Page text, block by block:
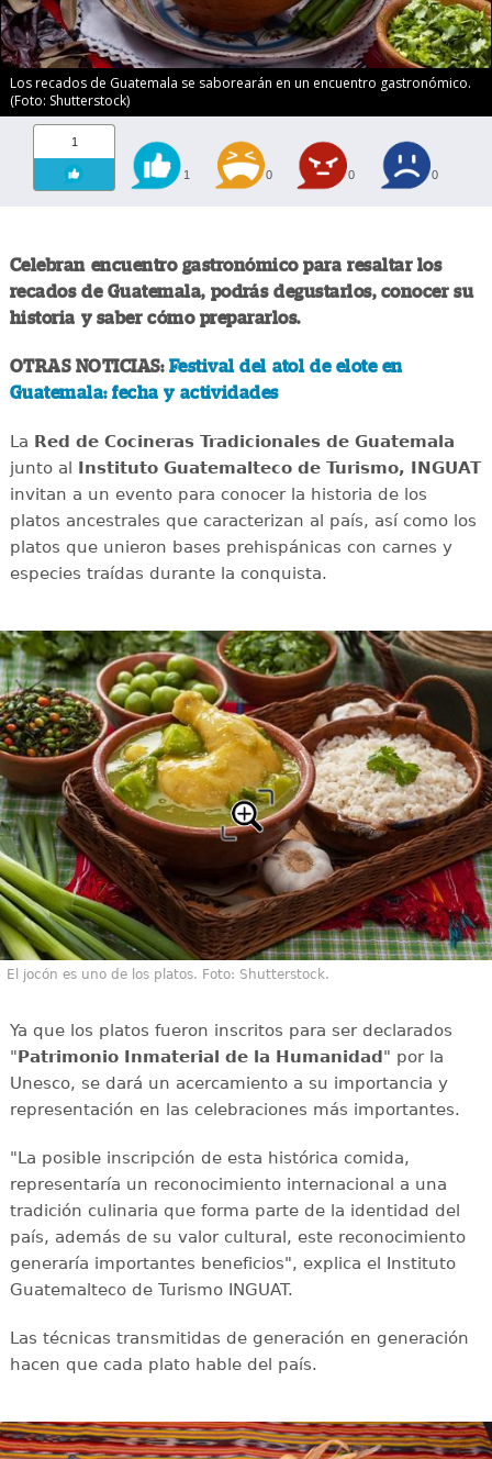
Los recados de Guatemala se saborearán en un encuentro gastronómico.
(Foto: Shutterstock)
1
1 0 0 0
Celebran encuentro gastronómico para resaltar los
recados de Guatemala, podrás degustarlos, conocer su
historia y saber cómo prepararlos.
OTRAS NOTICIAS:Festival del atol de elote en
Guatemala: fecha y actividades
La Red de Cocineras Tradicionales de Guatemala
junto al Instituto Guatemalteco de Turismo, INGUAT
invitan a un evento para conocer la historia de los
platos ancestrales que caracterizan al país, así como los
platos que unieron bases prehispánicas con carnes y
especies traídas durante la conquista.
El jocón es uno de los platos. Foto: Shutterstock.
Ya que los platos fueron inscritos para ser declarados
" Patrimonio Inmaterial de la Humanidad " por la
Unesco, se dará un acercamiento a su importancia y
representación en las celebraciones más importantes.
"La posible inscripción de esta histórica comida,
representaría un reconocimiento internacional a una
tradición culinaria que forma parte de la identidad del
país, además de su valor cultural, este reconocimiento
generaría importantes beneficios", explica el Instituto
Guatemalteco de Turismo INGUAT.
Las técnicas transmitidas de generación en generación
hacen que cada plato hable del país.